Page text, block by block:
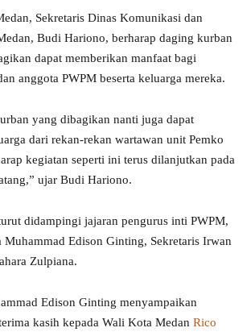
Sekretaris Dinas Komunikasi dan
Budi Hariono, berharap daging kurban
dapat memberikan manfaat bagi
anggota PWPM beserta keluarga mereka.
yang dibagikan nanti juga dapat
dari rekan-rekan wartawan unit Pemko
kegiatan seperti ini terus dilanjutkan pada
ujar Budi Hariono.
didampingi jajaran pengurus inti PWPM,
Muhammad Edison Ginting, Sekretaris Irwan
Zulpiana.
Edison Ginting menyampaikan
kasih kepada Wali Kota Medan Rico